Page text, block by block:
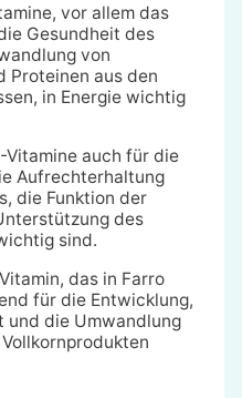
vor allem das
Gesundheit des
von
Proteinen aus den
in Energie wichtig
auch für die
Aufrechterhaltung
die Funktion der
des
sind.
das in Farro
für die Entwicklung,
und die Umwandlung